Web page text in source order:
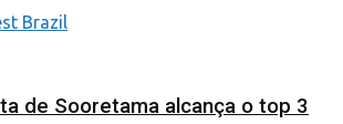
de Sooretama alcança o top 3